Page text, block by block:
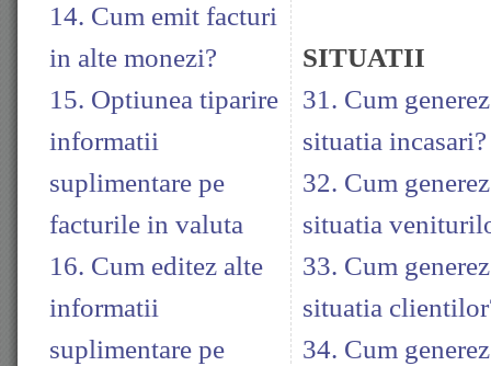
14. Cum emit facturi
in alte monezi?
15. Optiunea tiparire
informatii
suplimentare pe
facturile in valuta
16. Cum editez alte
informatii
suplimentare pe
SITUATII
31. Cum generez
situatia incasari?
32. Cum generez
situatia
33. Cum generez
situatia
34. Cum generez